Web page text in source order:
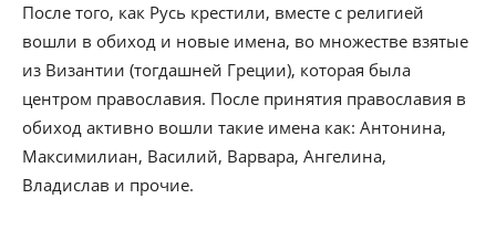
После того, как Русь крестили, вместе с религией
вошли в обиход и новые имена, во множестве взятые
из Византии (тогдашней Греции), которая была
центром православия. После принятия православия в
обиход активно вошли такие имена как: Антонина,
Максимилиан, Василий, Варвара, Ангелина,
Владислав и прочие.